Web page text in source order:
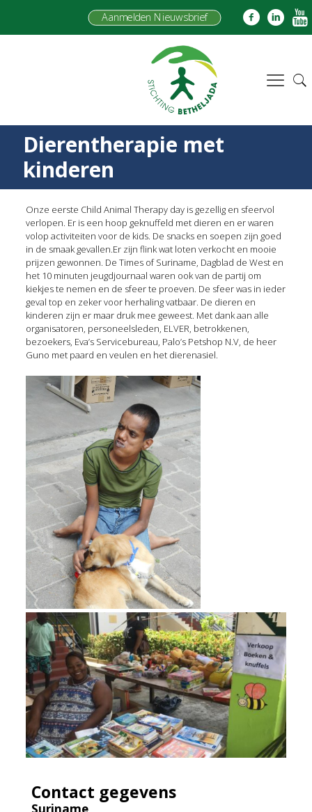
Aanmelden Nieuwsbrief
Dierentherapie met
kinderen
Onze eerste Child Animal Therapy day is gezellig en sfeervol
verlopen. Er is een hoop geknuffeld met dieren en er waren
volop activiteiten voor de kids. De snacks en soepen zijn goed
in de smaak gevallen.Er zijn flink wat loten verkocht en mooie
prijzen gewonnen. De Times of Suriname, Dagblad de West en
het 10 minuten jeugdjournaal waren ook van de partij om
kiekjes te nemen en de sfeer te proeven. De sfeer was in ieder
geval top en zeker voor herhaling vatbaar. De dieren en
kinderen zijn er maar druk mee geweest. Met dank aan alle
organisatoren, personeelsleden, ELVER, betrokkenen,
bezoekers, Eva’s Servicebureau, Palo’s Petshop N.V, de heer
Guno met paard en veulen en het dierenasiel.
Contact gegevens